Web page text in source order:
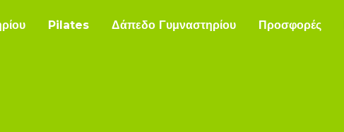
Pilates Δάπεδο Γυμναστηρίου Προσφορές